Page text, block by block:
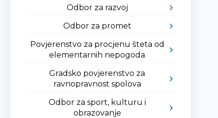
Odbor za razvoj
Odbor za promet
Povjerenstvo za procjenu šteta od
elementarnih nepogoda
Gradsko povjerenstvo za
ravnopravnost spolova
Odbor za sport, kulturu i
obrazovanje